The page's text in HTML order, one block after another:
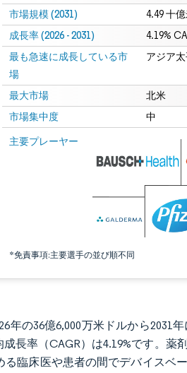
市場規模 (2031) 4.49 十
成長率 (2026 - 2031) 4.19%
最も急速に成長している市
場
アジア
最大市場 北米
市場集中度 中
主要プレーヤー
*免責事項:主要選手の並び順不同
画像 © Mordor Intelligence。再利用にはCC BY
の表示が必要です。
の36億6,000万米ドルから2031
長率（CAGR）は4.19%です。薬
臨床医や患者の間でデバイスベ